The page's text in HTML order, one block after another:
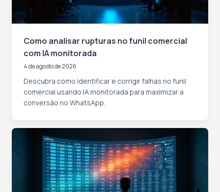
Como analisar rupturas no funil comercial
com IA monitorada
4 de agosto de 2026
Descubra como identificar e corrigir falhas no funil
comercial usando IA monitorada para maximizar a
conversão no WhatsApp.